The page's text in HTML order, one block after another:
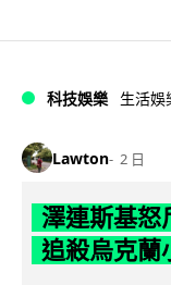
科技娛樂 生活娛
Lawton 2 日
澤連斯基怒
追殺烏克蘭